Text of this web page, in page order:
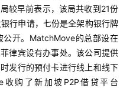
较早前表示，该局共收到21份
行申请，七份是全架构银行牌
公开。MatchMove的总部设在
律宾设有办事处。该公司提供
发行的预付卡进行线上和线下
收购了新加坡P2P借贷平台